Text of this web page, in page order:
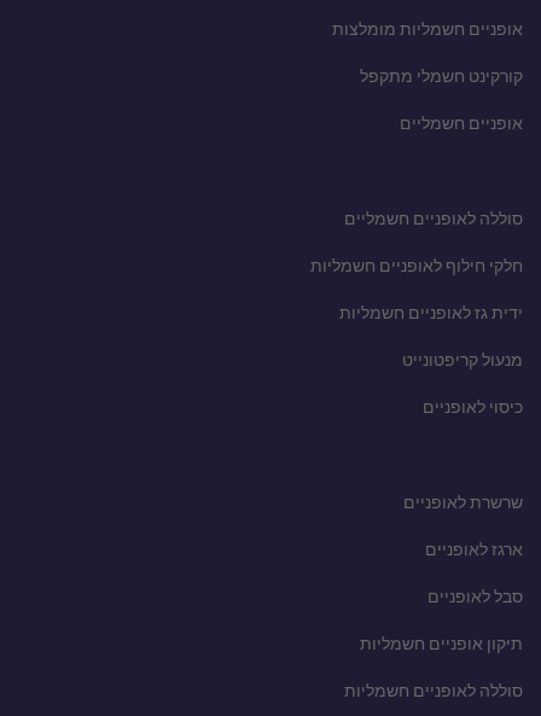
אופניים חשמליות מומלצות
קורקינט חשמלי מתקפל
אופניים חשמליים
סוללה לאופניים חשמליים
חלקי חילוף לאופניים חשמליות
ידית גז לאופניים חשמליות
מנעול קריפטונייט
כיסוי לאופניים
שרשרת לאופניים
ארגז לאופניים
סבל לאופניים
תיקון אופניים חשמליות
סוללה לאופניים חשמליות